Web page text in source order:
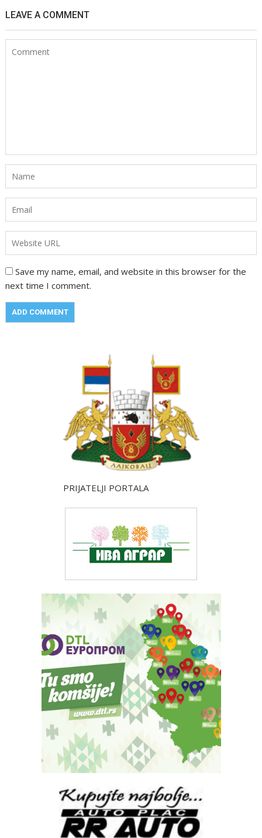
LEAVE A COMMENT
Save my name, email, and website in this browser for the
next time I comment.
PRIJATELJI PORTALA